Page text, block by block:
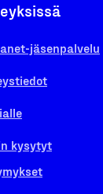
jäsenpalvelu
kysytyt